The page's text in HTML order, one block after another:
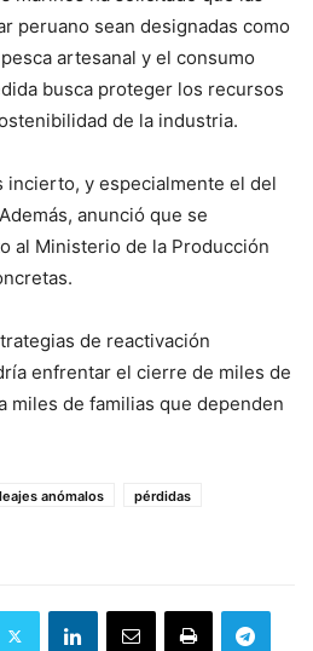
peruano sean designadas como
artesanal y el consumo
busca proteger los recursos
de la industria.
incierto, y especialmente el del
anunció que se
al Ministerio de la Producción
de reactivación
enfrentar el cierre de miles de
miles de familias que dependen
anómalos
pérdidas